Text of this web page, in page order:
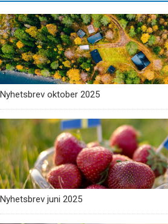
Nyhetsbrev oktober 2025
Nyhetsbrev juni 2025